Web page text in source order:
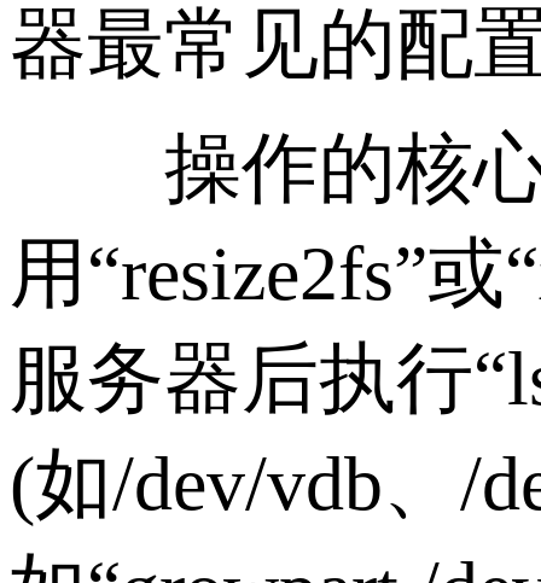
器最常见的配
操作的核心
用“resize2fs”
服务器后执行
(如/dev/vdb、/